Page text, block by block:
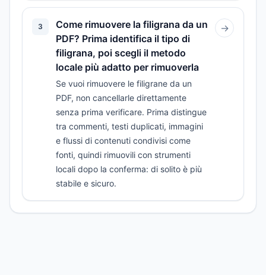
3
Come rimuovere la filigrana da un
PDF? Prima identifica il tipo di
filigrana, poi scegli il metodo
locale più adatto per rimuoverla
Se vuoi rimuovere le filigrane da un
PDF, non cancellarle direttamente
senza prima verificare. Prima distingue
tra commenti, testi duplicati, immagini
e flussi di contenuti condivisi come
fonti, quindi rimuovili con strumenti
locali dopo la conferma: di solito è più
stabile e sicuro.
→